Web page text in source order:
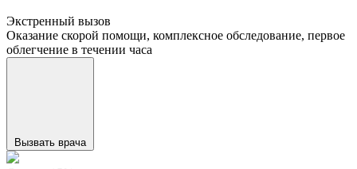
Экстренный вызов
Оказание скорой помощи, комплексное обследование, первое
облегчение в течении часа
Вызвать врача